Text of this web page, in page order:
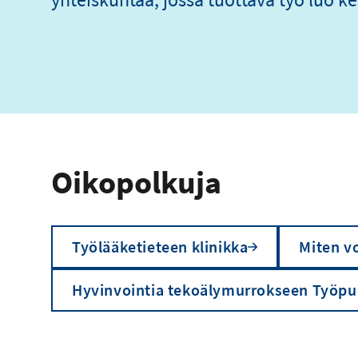
Oikopolkuja
Työlääketieteen klinikka Miten
Hyvinvointia tekoälymurrokseen